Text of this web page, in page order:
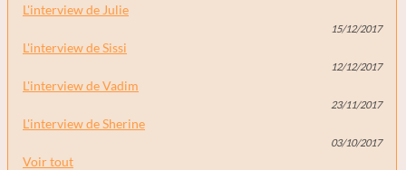
L'interview de Julie
15/12/2017
L'interview de Sissi
12/12/2017
L'interview de Vadim
23/11/2017
L'interview de Sherine
03/10/2017
Voir tout